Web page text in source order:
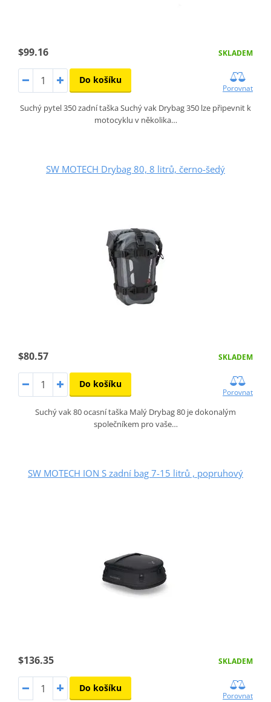
$99.16 SKLADEM
Do košíku
Porovnat
Suchý pytel 350 zadní taška Suchý vak Drybag 350 lze připevnit k
motocyklu v několika…
SW MOTECH Drybag 80, 8 litrů, černo-šedý
$80.57 SKLADEM
Do košíku
Porovnat
Suchý vak 80 ocasní taška Malý Drybag 80 je dokonalým
společníkem pro vaše…
SW MOTECH ION S zadní bag 7-15 litrů , popruhový
$136.35 SKLADEM
Do košíku
Porovnat